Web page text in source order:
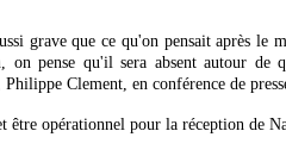
grave que ce qu'on pensait après le
pense qu'il sera absent autour de
Clement, en conférence de
opérationnel pour la réception de